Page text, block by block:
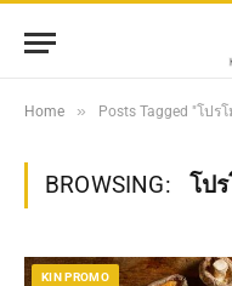
Home » Posts Tagged "โปร
BROWSING: โป
KIN PROMO